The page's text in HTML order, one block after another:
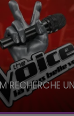
RECHERCHE
Champagne